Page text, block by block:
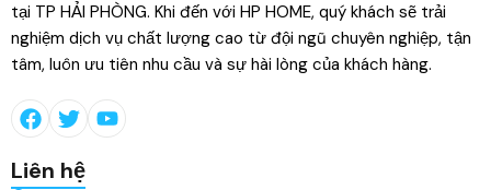
tại TP HẢI PHÒNG. Khi đến với HP HOME, quý khách sẽ trải
nghiệm dịch vụ chất lượng cao từ đội ngũ chuyên nghiệp, tận
tâm, luôn ưu tiên nhu cầu và sự hài lòng của khách hàng.
Liên hệ